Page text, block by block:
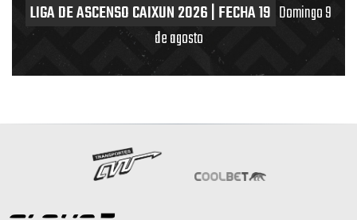
LIGA DE ASCENSO CAIXUN 2026 | FECHA 19 Domingo 9
de agosto